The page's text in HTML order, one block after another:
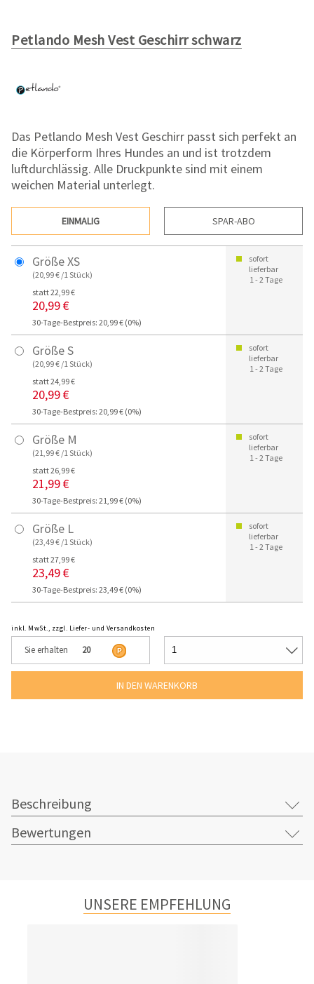
Petlando Mesh Vest Geschirr schwarz
Das Petlando Mesh Vest Geschirr passt sich perfekt an
die Körperform Ihres Hundes an und ist trotzdem
luftdurchlässig. Alle Druckpunkte sind mit einem
weichen Material unterlegt.
EINMALIG SPAR-ABO
Größe XS
(20,99 € /1 Stück)
statt 22,99 €
20,99 €
30-Tage-Bestpreis: 20,99 € (0%)
sofort
lieferbar
1 - 2 Tage
Größe S
(20,99 € /1 Stück)
statt 24,99 €
20,99 €
30-Tage-Bestpreis: 20,99 € (0%)
sofort
lieferbar
1 - 2 Tage
Größe M
(21,99 € /1 Stück)
statt 26,99 €
21,99 €
30-Tage-Bestpreis: 21,99 € (0%)
sofort
lieferbar
1 - 2 Tage
Größe L
(23,49 € /1 Stück)
statt 27,99 €
23,49 €
30-Tage-Bestpreis: 23,49 € (0%)
sofort
lieferbar
1 - 2 Tage
inkl. MwSt., zzgl. Liefer- und Versandkosten
Sie erhalten 20
Beschreibung
Bewertungen
UNSERE EMPFEHLUNG